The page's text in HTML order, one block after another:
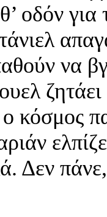
οδόν
να
ζητάει
κόσμος
Δεν